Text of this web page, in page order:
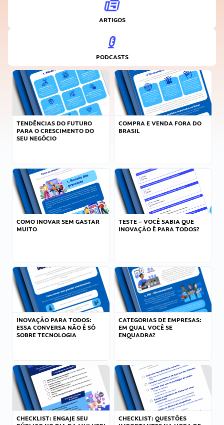
ARTIGOS
PODCASTS
TENDÊNCIAS DO FUTURO
PARA O CRESCIMENTO DO
SEU NEGÓCIO
COMPRA E VENDA FORA DO
BRASIL
COMO INOVAR SEM GASTAR
MUITO
TESTE – VOCÊ SABIA QUE
INOVAÇÃO É PARA TODOS?
INOVAÇÃO PARA TODOS:
ESSA CONVERSA NÃO É SÓ
SOBRE TECNOLOGIA
CATEGORIAS DE EMPRESAS:
EM QUAL VOCÊ SE
ENQUADRA?
CHECKLIST: ENGAJE SEU
CHECKLIST: QUESTÕES